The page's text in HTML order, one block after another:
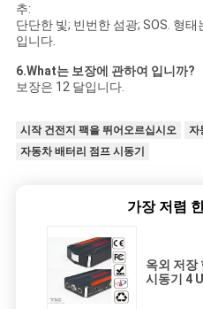
추:
단단한 빛; 빈번한 섬광; SOS. 형
입니다.
6.What는 보장에 관하여 입니까?
보장은 12 달입니다.
시작 건전지 팩을 뛰어오르십시오
자
자동차 배터리 점프 시동기
가장 저렴
옥외 저장
시동기 4